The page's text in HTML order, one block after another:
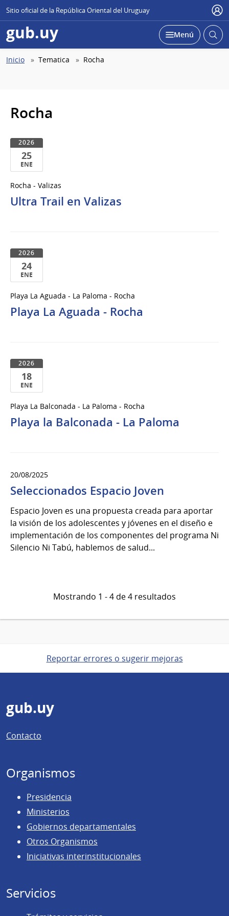
Sitio oficial de la República Oriental del Uruguay
gub.uy Abierta
Desplegar
Menú Abrir
Ruta
Inicio Tematica Rocha
Rocha
2026
25
ENE
de
Ene
Rocha - Valizas
Ultra Trail en Valizas
2026
24
ENE
de
Ene
Playa La Aguada - La Paloma - Rocha
Playa La Aguada - Rocha
2026
18
ENE
de
Ene
Playa La Balconada - La Paloma - Rocha
Playa la Balconada - La Paloma
20/08/2025
Seleccionados Espacio Joven
Espacio Joven es una propuesta creada para aportar
la visión de los adolescentes y jóvenes en el diseño e
implementación de los componentes del programa Ni
Silencio Ni Tabú, hablemos de salud...
Mostrando 1 - 4 de 4 resultados
Reportar errores o sugerir mejoras
Pie
de
página
gub.uy
Contacto
Organismos
Presidencia
Ministerios
Gobiernos departamentales
Otros Organismos
Iniciativas interinstitucionales
Servicios